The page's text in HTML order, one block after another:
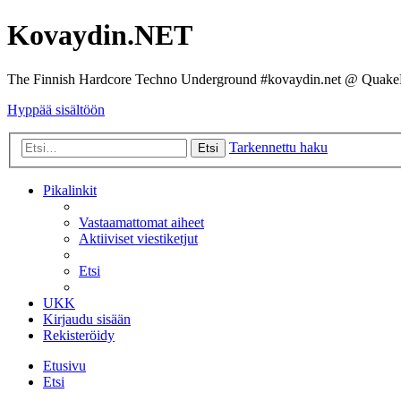
Kovaydin.NET
The Finnish Hardcore Techno Underground #kovaydin.net @
Hyppää sisältöön
Etsi Tarkennettu haku
Pikalinkit
Vastaamattomat aiheet
Aktiiviset viestiketjut
Etsi
UKK
Kirjaudu sisään
Rekisteröidy
Etusivu
Etsi